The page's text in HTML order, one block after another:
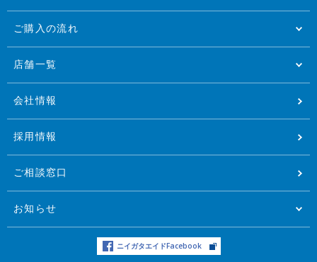
ご購入の流れ
店舗一覧
会社情報
採用情報
ご相談窓口
お知らせ
ニイガタエイドFacebook